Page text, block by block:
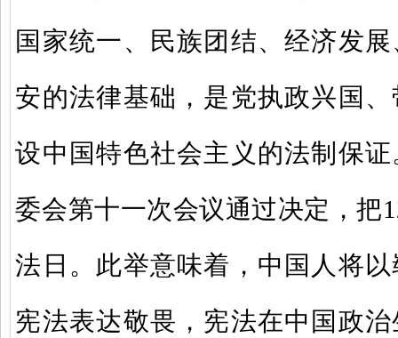
国家统一、民族团结、经济发
安的法律基础，是党执政兴国
设中国特色社会主义的法制保
委会第十一次会议通过决定，把
法日。此举意味着，中国人将
宪法表达敬畏，宪法在中国政